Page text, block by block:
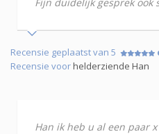
Recensie geplaatst van 5
Recensie voorhelderziende Han
Han ik heb u al een paar